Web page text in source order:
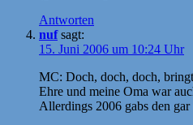
Antworten
nuf sagt:
15. Juni 2006 um 10:24 Uhr
MC: Doch, doch, doch,
Ehre und meine Oma war
Allerdings 2006 gabs den